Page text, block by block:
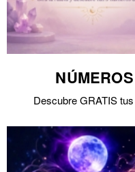
Descubre GRATIS